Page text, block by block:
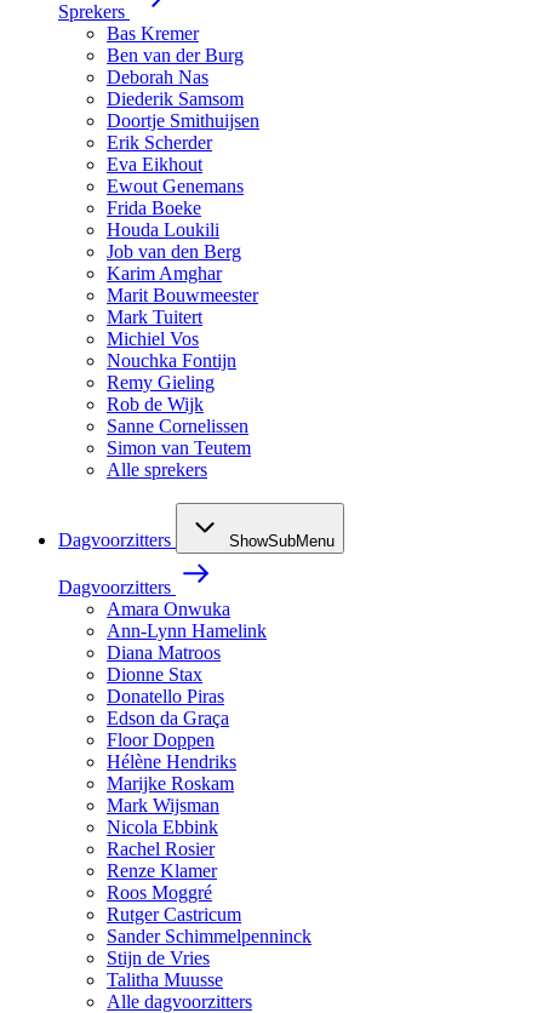
Sprekers
Bas Kremer
Ben van der Burg
Deborah Nas
Diederik Samsom
Doortje Smithuijsen
Erik Scherder
Eva Eikhout
Ewout Genemans
Frida Boeke
Houda Loukili
Job van den Berg
Karim Amghar
Marit Bouwmeester
Mark Tuitert
Michiel Vos
Nouchka Fontijn
Remy Gieling
Rob de Wijk
Sanne Cornelissen
Simon van Teutem
Alle sprekers
Dagvoorzitters ShowSubMenu
Dagvoorzitters
Amara Onwuka
Ann-Lynn Hamelink
Diana Matroos
Dionne Stax
Donatello Piras
Edson da Graça
Floor Doppen
Hélène Hendriks
Marijke Roskam
Mark Wijsman
Nicola Ebbink
Rachel Rosier
Renze Klamer
Roos Moggré
Rutger Castricum
Sander Schimmelpenninck
Stijn de Vries
Talitha Muusse
Alle dagvoorzitters